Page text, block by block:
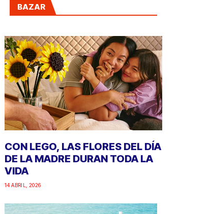
BAZAR
CON LEGO, LAS FLORES DEL DÍA
DE LA MADRE DURAN TODA LA
VIDA
14 ABRIL, 2026